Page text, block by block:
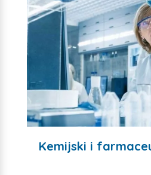
Kemijski i